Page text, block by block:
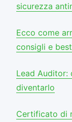
sicurezza
Ecco come
consigli e
Lead Auditor:
diventarlo
Certificato di